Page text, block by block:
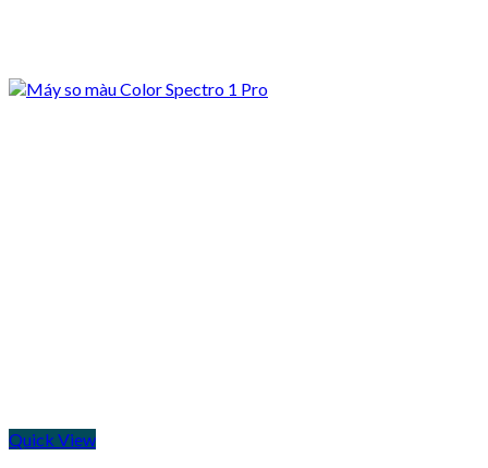
Quick View